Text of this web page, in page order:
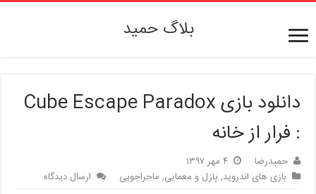
بلاگ حمید
دانلود بازی Cube Escape Paradox
: فرار از خانه
حمیدرضا
۴ مهر ۱۳۹۷
بازی های اندروید, پازل و معمایی, ماجراجویی ارسال دیدگاه